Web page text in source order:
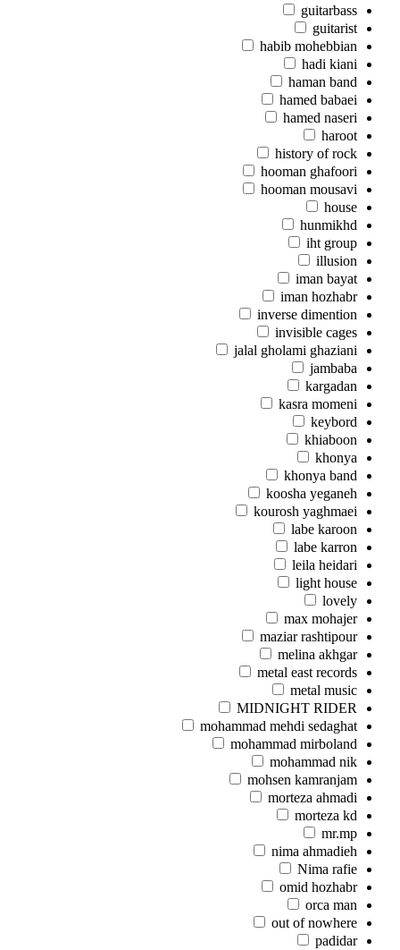
guitarbass
guitarist
habib mohebbian
hadi kiani
haman band
hamed babaei
hamed naseri
haroot
history of rock
hooman ghafoori
hooman mousavi
house
hunmikhd
iht group
illusion
iman bayat
iman hozhabr
inverse dimention
invisible cages
jalal gholami ghaziani
jambaba
kargadan
kasra momeni
keybord
khiaboon
khonya
khonya band
koosha yeganeh
kourosh yaghmaei
labe karoon
labe karron
leila heidari
light house
lovely
max mohajer
maziar rashtipour
melina akhgar
metal east records
metal music
MIDNIGHT RIDER
mohammad mehdi sedaghat
mohammad mirboland
mohammad nik
mohsen kamranjam
morteza ahmadi
morteza kd
mr.mp
nima ahmadieh
Nima rafie
omid hozhabr
orca man
out of nowhere
padidar